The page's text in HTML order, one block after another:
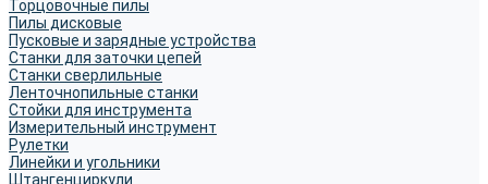
Торцовочные пилы
Пилы дисковые
Пусковые и зарядные устройства
Станки для заточки цепей
Станки сверлильные
Ленточнопильные станки
Стойки для инструмента
Измерительный инструмент
Рулетки
Линейки и угольники
Штангенциркули